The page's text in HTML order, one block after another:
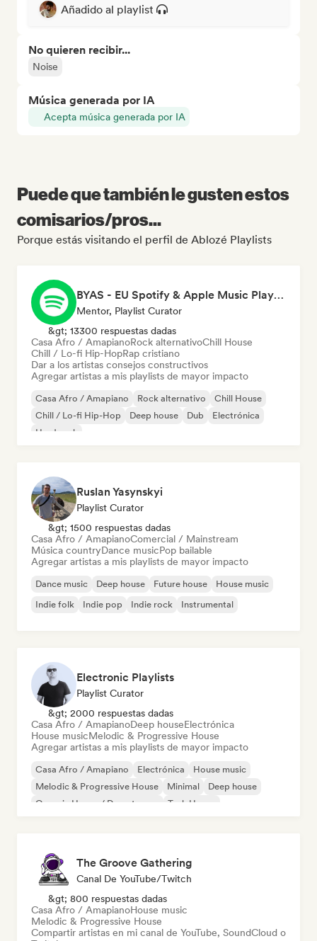
Añadido al playlist
No quieren recibir...
Noise
Música generada por IA
Acepta música generada por IA
Puede que también le gusten estos
comisarios/pros...
Porque estás visitando el perfil de Ablozé Playlists
BYAS - EU Spotify & Apple Music Playlists
Mentor, Playlist Curator
&gt; 13300 respuestas dadas
Casa Afro / AmapianoRock alternativoChill House
Chill / Lo-fi Hip-HopRap cristiano
Dar a los artistas consejos constructivos
Agregar artistas a mis playlists de mayor impacto
Casa Afro / Amapiano Rock alternativo
Chill House
Chill / Lo-fi Hip-Hop
Deep house Dub
Electrónica
Hard rock
Ruslan Yasynskyi
Playlist Curator
&gt; 1500 respuestas dadas
Casa Afro / AmapianoComercial / Mainstream
Música countryDance musicPop bailable
Agregar artistas a mis playlists de mayor impacto
Dance music Deep house Future house
House music
Indie folk
Indie pop Indie rock Instrumental
Electronic Playlists
Playlist Curator
&gt; 2000 respuestas dadas
Casa Afro / AmapianoDeep houseElectrónica
House musicMelodic & Progressive House
Agregar artistas a mis playlists de mayor impacto
Casa Afro / Amapiano Electrónica
House music
Melodic & Progressive House
Minimal
Deep house
Organic House / Downtempo
Tech House
The Groove Gathering
Canal De YouTube/Twitch
&gt; 800 respuestas dadas
Casa Afro / AmapianoHouse music
Melodic & Progressive House
Compartir artistas en mi canal de YouTube, SoundCloud o